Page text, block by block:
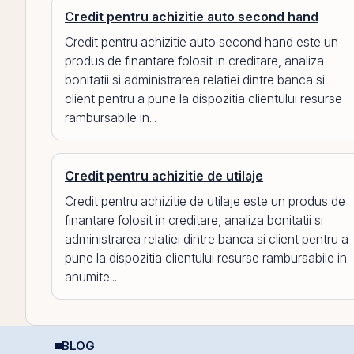
Credit pentru achizitie auto second hand
Credit pentru achizitie auto second hand este un
produs de finantare folosit in creditare, analiza
bonitatii si administrarea relatiei dintre banca si
client pentru a pune la dispozitia clientului resurse
rambursabile in...
Credit pentru achizitie de utilaje
Credit pentru achizitie de utilaje este un produs de
finantare folosit in creditare, analiza bonitatii si
administrarea relatiei dintre banca si client pentru a
pune la dispozitia clientului resurse rambursabile in
anumite...
BLOG
Cât de sigură e bursa?